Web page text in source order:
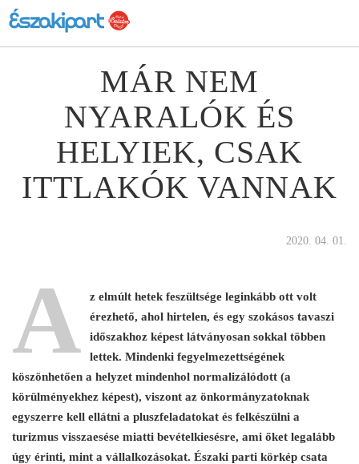
MÁR NEM
NYARALÓK ÉS
HELYIEK, CSAK
ITTLAKÓK VANNAK
2020. 04. 01.
A
z elmúlt hetek feszültsége leginkább ott volt
érezhető, ahol hirtelen, és egy szokásos tavaszi
időszakhoz képest látványosan sokkal többen
lettek. Mindenki fegyelmezettségének
köszönhetően a helyzet mindenhol normalizálódott (a
körülményekhez képest), viszont az önkormányzatoknak
egyszerre kell ellátni a pluszfeladatokat és felkészülni a
turizmus visszaesése miatti bevételkiesésre, ami őket legalább
úgy érinti, mint a vállalkozásokat. Északi parti körkép csata